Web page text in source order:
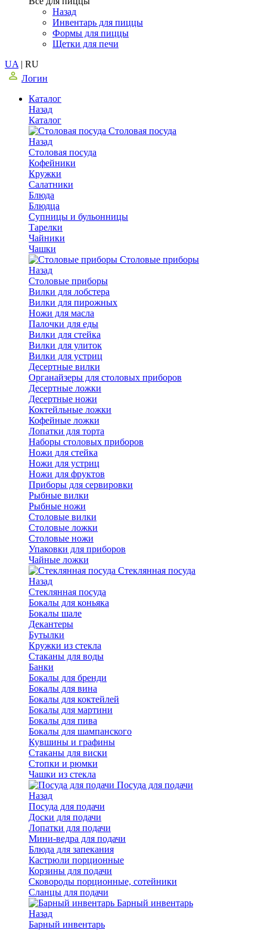
Назад
Инвентарь для пиццы
Формы для пиццы
Щетки для печи
UA | RU
Логин
Каталог
Назад
Каталог
Столовая посуда
Назад
Столовая посуда
Кофейники
Кружки
Салатники
Блюда
Блюдца
Супницы и бульонницы
Тарелки
Чайники
Чашки
Cтоловые приборы
Назад
Cтоловые приборы
Вилки для лобстера
Вилки для пирожных
Ножи для масла
Палочки для еды
Вилки для стейка
Вилки для улиток
Вилки для устриц
Десертные вилки
Органайзеры для столовых приборов
Десертные ложки
Десертные ножи
Коктейльные ложки
Кофейные ложки
Лопатки для торта
Наборы столовых приборов
Ножи для стейка
Ножи для устриц
Ножи для фруктов
Приборы для сервировки
Рыбные вилки
Рыбные ножи
Столовые вилки
Столовые ложки
Столовые ножи
Упаковки для приборов
Чайные ложки
Стеклянная посуда
Назад
Стеклянная посуда
Бокалы для коньяка
Бокалы шале
Декантеры
Бутылки
Кружки из стекла
Стаканы для воды
Банки
Бокалы для бренди
Бокалы для вина
Бокалы для коктейлей
Бокалы для мартини
Бокалы для пива
Бокалы для шампанского
Кувшины и графины
Стаканы для виски
Стопки и рюмки
Чашки из стекла
Посуда для подачи
Назад
Посуда для подачи
Доски для подачи
Лопатки для подачи
Мини-ведра для подачи
Блюда для запекания
Кастрюли порционные
Корзины для подачи
Сковороды порционные, сотейники
Сланцы для подачи
Барный инвентарь
Назад
Барный инвентарь